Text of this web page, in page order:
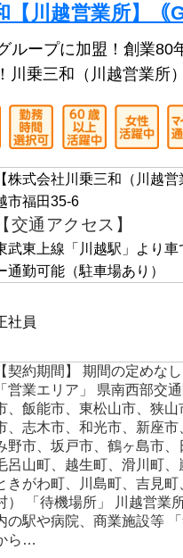
【川越営業所】｟
ループに加盟！創業
川乗三和（川越営業所
【株式会社川乗三和（川越営
市福田35-6
【交通アクセス】
武東上線「川越駅」より車
通勤可能（駐車場あり）
社員
【契約期間】 期間の定めな
「営業エリア」 県南西部交
、飯能市、東松山市、狭山
、志木市、和光市、新座市
野市、坂戸市、鶴ヶ島市、
呂山町、越生町、滑川町、
きがわ町、川島町、吉見
） 「待機場所」 川越営業
の駅や病院、商業施設等
ら…